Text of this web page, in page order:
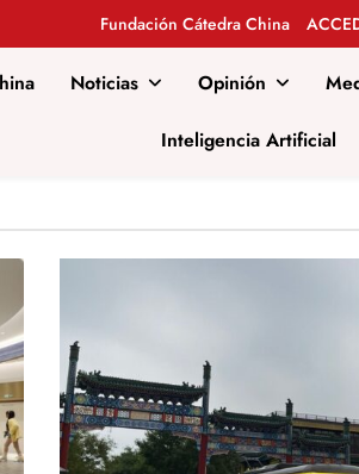
Fundación Cátedra China
Noticias Opinión
Inteligencia Artificial